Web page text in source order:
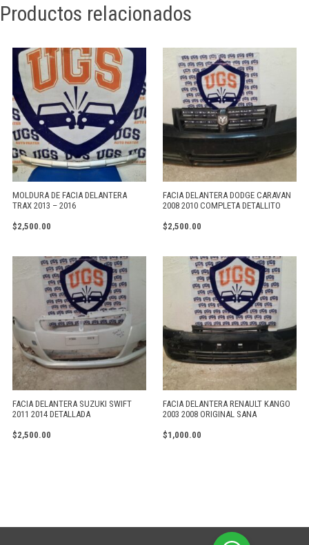
Productos relacionados
MOLDURA DE FACIA DELANTERA
TRAX 2013 – 2016
$2,500.00
FACIA DELANTERA DODGE CARAVAN
2008 2010 COMPLETA DETALLITO
$2,500.00
FACIA DELANTERA SUZUKI SWIFT
2011 2014 DETALLADA
$2,500.00
FACIA DELANTERA RENAULT KANGO
2003 2008 ORIGINAL SANA
$1,000.00